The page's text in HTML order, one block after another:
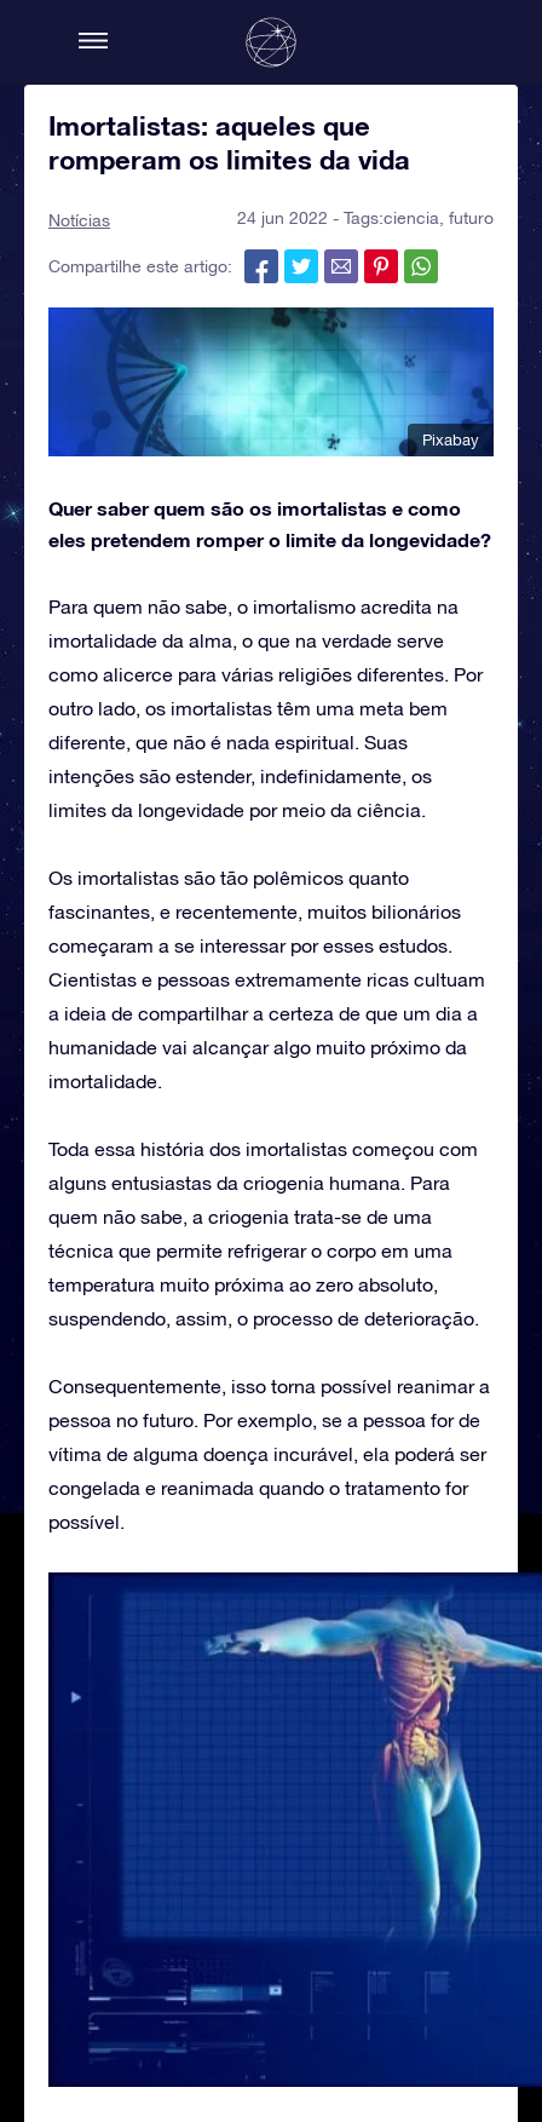
Imortalistas: aqueles que
romperam os limites da vida
Notícias 24 jun 2022 - Tags:ciencia futuro
Compartilhe este artigo:
Pixabay
Quer saber quem são os imortalistas e como
eles pretendem romper o limite da longevidade?
Para quem não sabe, o imortalismo acredita na
imortalidade da alma, o que na verdade serve
como alicerce para várias religiões diferentes. Por
outro lado, os imortalistas têm uma meta bem
diferente, que não é nada espiritual. Suas
intenções são estender, indefinidamente, os
limites da longevidade por meio da ciência.
Os imortalistas são tão polêmicos quanto
fascinantes, e recentemente, muitos bilionários
começaram a se interessar por esses estudos.
Cientistas e pessoas extremamente ricas cultuam
a ideia de compartilhar a certeza de que um dia a
humanidade vai alcançar algo muito próximo da
imortalidade.
Toda essa história dos imortalistas começou com
alguns entusiastas da criogenia humana. Para
quem não sabe, a criogenia trata-se de uma
técnica que permite refrigerar o corpo em uma
temperatura muito próxima ao zero absoluto,
suspendendo, assim, o processo de deterioração.
Consequentemente, isso torna possível reanimar a
pessoa no futuro. Por exemplo, se a pessoa for de
vítima de alguma doença incurável, ela poderá ser
congelada e reanimada quando o tratamento for
possível.